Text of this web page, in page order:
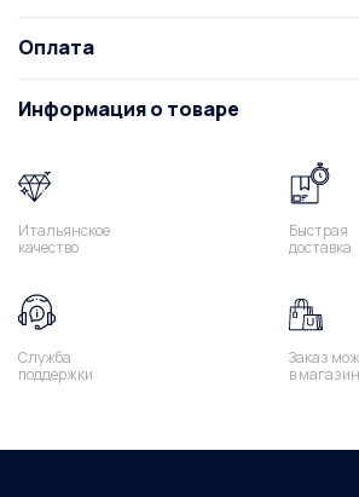
Оплата
Информация о товаре
Итальянское
качество
Быстрая
доставка
Служба
поддержки
Заказ
в